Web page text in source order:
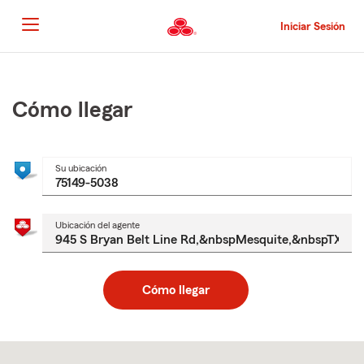
al
contenido
principal
Iniciar Sesión
principal
Cómo llegar
Su ubicación
Ubicación del agente
Cómo llegar
to